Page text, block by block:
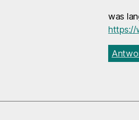
was
https://